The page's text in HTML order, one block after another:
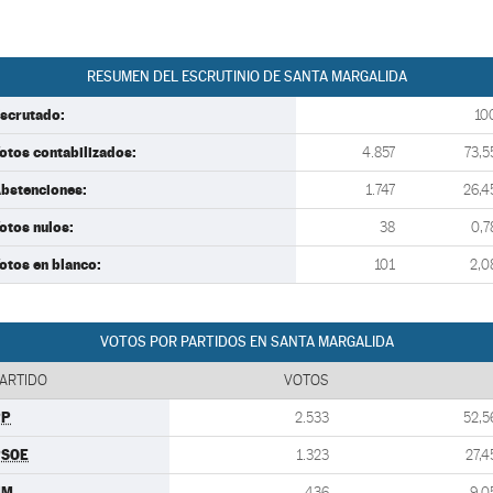
RESUMEN DEL ESCRUTINIO DE SANTA MARGALIDA
contabilizados: 4.857
1.747
nulos: 38
en blanco: 101
VOTOS POR PARTIDOS EN SANTA MARGALIDA
VOTOS
2.533
1.323